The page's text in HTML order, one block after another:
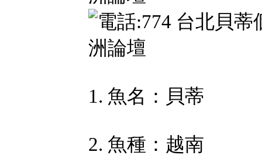
1. 魚名：貝蒂
2. 魚種：越南